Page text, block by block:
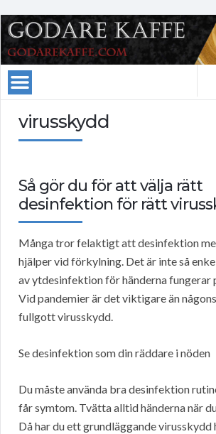
virusskydd
Så gör du för att välja rätt
desinfektion för rätt
Många tror felaktigt att desinfektion
hjälper vid förkylning. Det är inte så
av ytdesinfektion för händerna
Vid pandemier är det viktigare än
fullgott virusskydd.
Se desinfektion som din räddare i nöden
Du måste använda bra desinfektion
får symtom. Tvätta alltid händerna när
Då har du ett grundläggande